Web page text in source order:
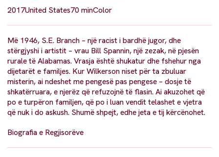
2017United States70 minColor
Më 1946, S.E. Branch – një racist i bardhë jugor, dhe
stërgjyshi i artistit – vrau Bill Spannin, një zezak, në pjesën
rurale të Alabamas. Vrasja është shukatur dhe fshehur nga
dijetarët e familjes. Kur Wilkerson niset për ta zbuluar
misterin, ai ndeshet me pengesë pas pengese – dosje të
shkatërruara, e njerëz që refuzojnë të flasin. Ai akuzohet që
po e turpëron familjen, që po i luan vendit telashet e vjetra
që nuk i do askush. Shumë shpejt, edhe jeta e tij kërcënohet.
Biografia e Regjisorëve